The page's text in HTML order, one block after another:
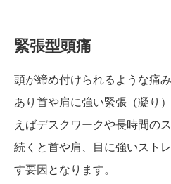
緊張型頭痛
頭が締め付けられるような痛
あり首や肩に強い緊張（凝り
えばデスクワークや長時間の
続くと首や肩、目に強いスト
す要因となります。